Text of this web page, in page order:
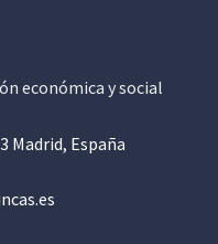
económica y social
Madrid, España